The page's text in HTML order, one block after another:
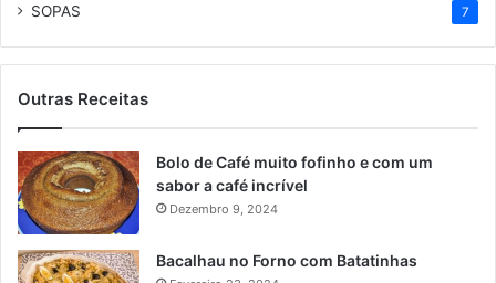
SOPAS 7
Outras Receitas
Bolo de Café muito fofinho e com um
sabor a café incrível
Dezembro 9, 2024
Bacalhau no Forno com Batatinhas